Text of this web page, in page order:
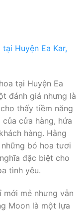
tại Huyện Ea
đánh giá nhưng là
thấy tiềm năng
cửa hàng, hứa
hàng. Hằng
bó hoa tươi
đặc biệt cho
tình yêu.
mẻ nhưng vẫn
Moon là một lựa